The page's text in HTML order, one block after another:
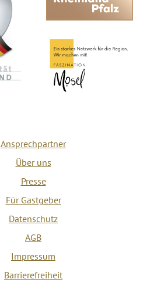
Ansprechpartner
Über uns
Presse
Für Gastgeber
Datenschutz
AGB
Impressum
Barrierefreiheit